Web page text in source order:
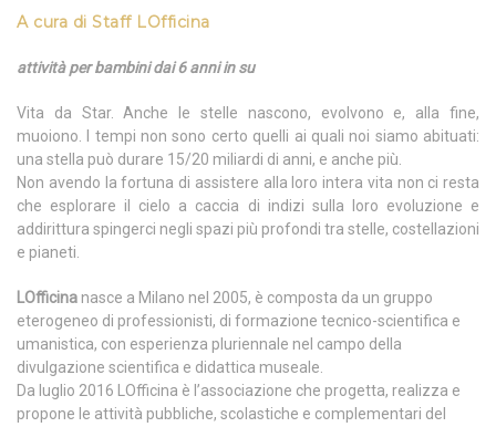
A cura di Staff LOfficina
attività per bambini dai 6 anni in su
Vita da Star. Anche le stelle nascono, evolvono e, alla fine,
muoiono. I tempi non sono certo quelli ai quali noi siamo abituati:
una stella può durare 15/20 miliardi di anni, e anche più.
Non avendo la fortuna di assistere alla loro intera vita non ci resta
che esplorare il cielo a caccia di indizi sulla loro evoluzione e
addirittura spingerci negli spazi più profondi tra stelle, costellazioni
e pianeti.
LOfficina nasce a Milano nel 2005, è composta da un gruppo
eterogeneo di professionisti, di formazione tecnico-scientifica e
umanistica, con esperienza pluriennale nel campo della
divulgazione scientifica e didattica museale.
Da luglio 2016 LOfficina è l’associazione che progetta, realizza e
propone le attività pubbliche, scolastiche e complementari del